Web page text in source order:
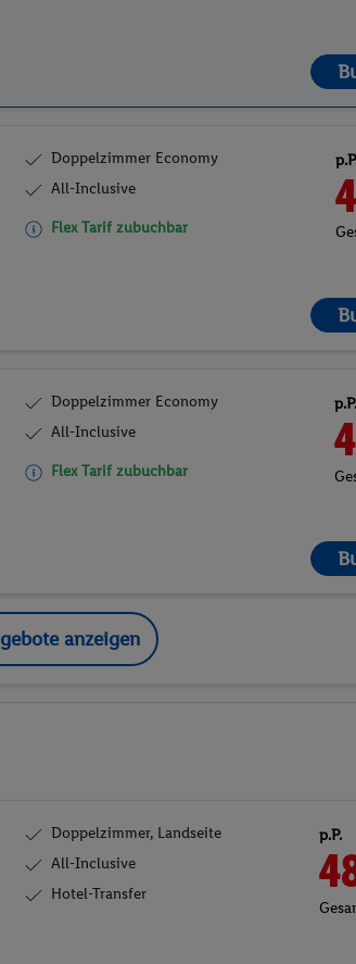
Doppelzimmer Economy
All-Inclusive
Flex Tarif zubuchbar
Doppelzimmer Economy
All-Inclusive
Flex Tarif zubuchbar
p.P.
anzeigen
Doppelzimmer, Landseite
All-Inclusive
Hotel-Transfer
p.P.